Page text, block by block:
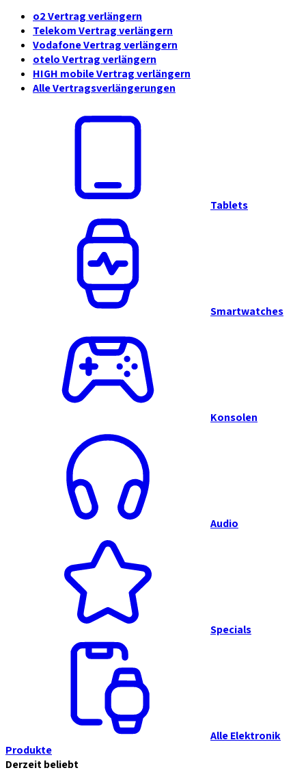
o2 Vertrag verlängern
Telekom Vertrag verlängern
Vodafone Vertrag verlängern
otelo Vertrag verlängern
HIGH mobile Vertrag verlängern
Alle Vertragsverlängerungen
Tablets
Smartwatches
Konsolen
Audio
Specials
Alle Elektronik
Produkte
Derzeit beliebt